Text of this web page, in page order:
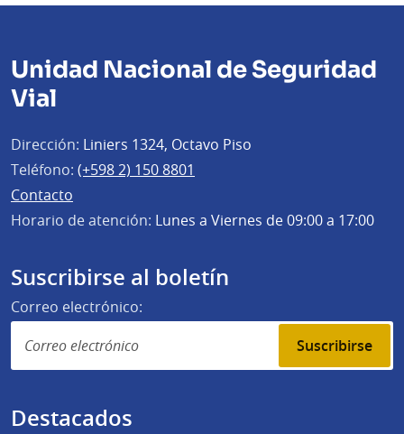
Unidad Nacional de Seguridad
Vial
Dirección: Liniers 1324, Octavo Piso
Teléfono: (+598 2) 150 8801
Contacto
Horario de atención: Lunes a Viernes de 09:00 a 17:00
Suscribirse al boletín
Correo electrónico:
Suscribirse
Destacados